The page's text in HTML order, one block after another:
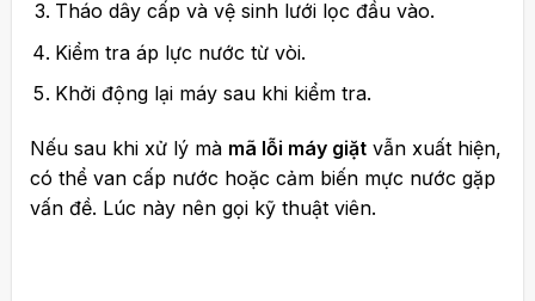
Tháo dây cấp và vệ sinh lưới lọc đầu vào.
Kiểm tra áp lực nước từ vòi.
Khởi động lại máy sau khi kiểm tra.
Nếu sau khi xử lý mà mã lỗi máy giặtvẫn xuất hiện,
có thể van cấp nước hoặc cảm biến mực nước gặp
vấn đề. Lúc này nên gọi kỹ thuật viên.